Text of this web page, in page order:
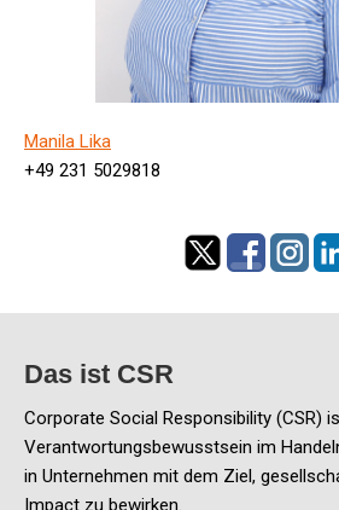
Manila Lika
+49 231 5029818
Das ist CSR
Corporate Social Responsibility (CSR)
Verantwortungsbewusstsein im
in Unternehmen mit dem Ziel,
Impact zu bewirken.